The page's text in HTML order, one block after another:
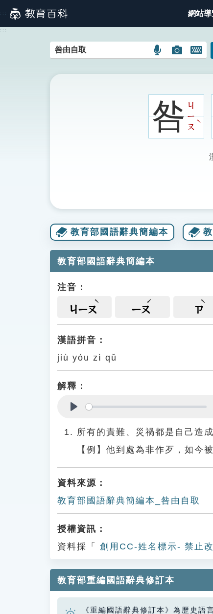
到
主
::: 網站導
:::
語
搜
圖
示
圖
搜
圖
示
開
鍵
圖
咎ㄐ
ㄧ
ㄡ
ˋ
教育部國語辭典簡編本
教育部國語辭典簡編本
注音：
ㄐㄧㄡ ㄧㄡ ㄗ
漢語拼音：
jiù yóu zì qǔ
解釋：
所有的責難、災禍都是自己造
【例】他到處為非作歹，如今
資料來源：
教育部國語辭典簡編本_咎由自取
授權資訊：
資料採「
創用CC-姓名標示- 禁止
教育部重編國語辭典修訂本
《重編國語辭典修訂本》為歷史